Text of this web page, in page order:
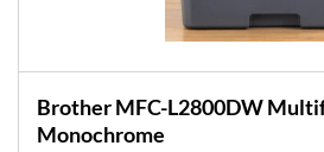
Brother MFC-L2800DW
Monochrome